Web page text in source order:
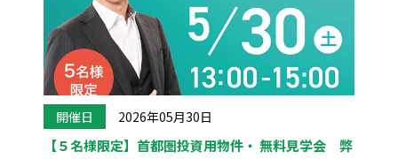
開催日 2026年05月30日
【５名様限定】首都圏投資用物件・ 無料見学会 弊